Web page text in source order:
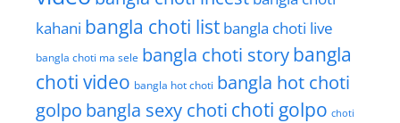
kahani bangla choti list bangla choti live
bangla choti ma sele bangla choti storybangla
choti video bangla hot choti bangla hot choti
golpo bangla sexy choti choti golpo choti